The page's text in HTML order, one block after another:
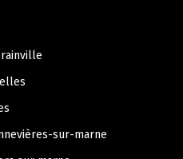
sur-marne